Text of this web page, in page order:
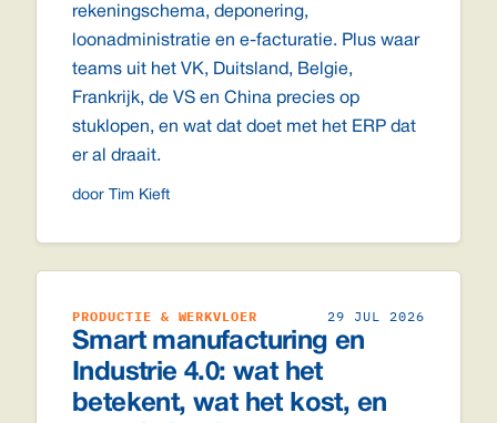
rekeningschema, deponering,
loonadministratie en e-facturatie. Plus waar
teams uit het VK, Duitsland, Belgie,
Frankrijk, de VS en China precies op
stuklopen, en wat dat doet met het ERP dat
er al draait.
door Tim Kieft
PRODUCTIE & WERKVLOER 29 JUL 2026
Smart manufacturing en
Industrie 4.0: wat het
betekent, wat het kost, en